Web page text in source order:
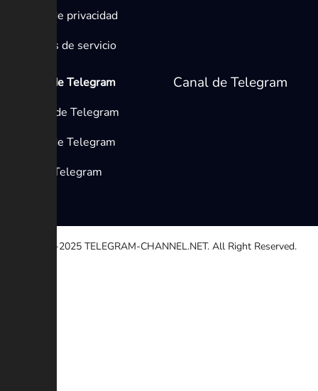
Política de privacidad
Términos de servicio
Medios de Telegram
Canales de Telegram
Grupos de Telegram
Bots de Telegram
Canal de Telegram
© 2020-2025 TELEGRAM-CHANNEL.NET. All Right Reserved.